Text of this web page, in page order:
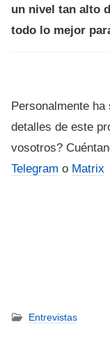
un nivel tan alto
todo lo mejor
Personalmente
detalles de este
vosotros?
Telegram o Matrix
Entrevistas